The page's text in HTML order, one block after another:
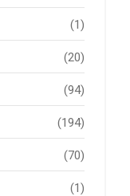
(1)
(20)
(94)
(194)
(70)
(1)